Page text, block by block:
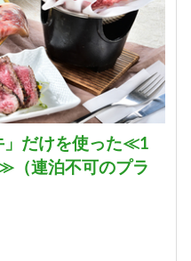
」だけを使った≪1
（連泊不可のプラ